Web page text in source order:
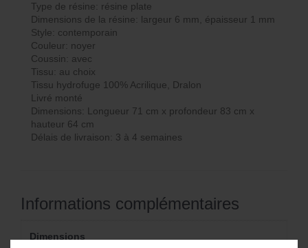
Type de résine: résine plate
Dimensions de la résine: largeur 6 mm, épaisseur 1 mm
Style: contemporain
Couleur: noyer
Coussin: avec
Tissu: au choix
Tissu hydrofuge 100% Acrilique, Dralon
Livré monté
Dimensions: Longueur 71 cm x profondeur 83 cm x
hauteur 64 cm
Délais de livraison: 3 à 4 semaines
Informations complémentaires
Dimensions